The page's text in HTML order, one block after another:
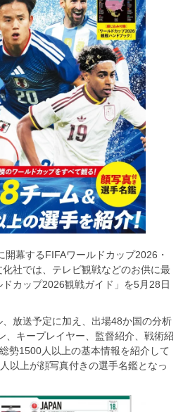
幕するFIFAワールドカップ2026・
社では、テレビ観戦などのお供に最
カップ2026観戦ガイド」を5月28日
放送予定に加え、出場48か国の分析
、キープレイヤー、監督紹介、戦術紹
勢1500人以上の基本情報を紹介して
以上が顔写真付きの選手名鑑となっ